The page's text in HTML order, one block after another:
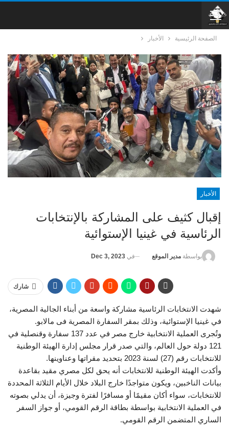
الصفحة الرئيسية الأخبار
الأخبار
إقبال كثيف على المشاركة بالإنتخابات
الرئاسية في غينيا الإستوائية
بواسطة مدير الموقع في Dec 3, 2023
شارك
شهدت الانتخابات الرئاسية مشاركة واسعة من أبناء الجالية المصرية،
في غينيا الإستوائية، وذلك بمقر السفارة المصرية فى مالابو.
وتُجرى العملية الانتخابية خارج مصر في عدد 137 سفارة وقنصلية في
121 دولة حول العالم، والتي صدر قرار مجلس إدارة الهيئة الوطنية
للانتخابات رقم (27) لسنة 2023 بتحديد مقراتها وعناوينها.
وأكدت الهيئة الوطنية للانتخابات أنه يحق لكل مصري مقيد بقاعدة
بيانات الناخبين، ويكون متواجدًا خارج البلاد خلال الأيام الثلاثة المحددة
للانتخابات، سواء أكان مقيمًا أو مسافرًا لفترة وجيزة، أن يدلي بصوته
في العملية الانتخابية بواسطة بطاقة الرقم القومي، أو جواز السفر
الساري المتضمن الرقم القومي.